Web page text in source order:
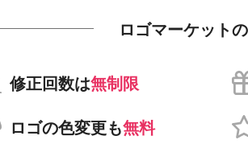
ロゴマーケット
修正回数は無制限
ロゴの色変更も無料